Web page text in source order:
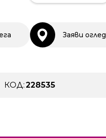
Заяви оглед
КОД:228535